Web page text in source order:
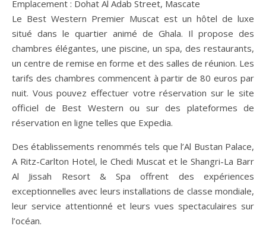
Emplacement : Dohat Al Adab Street, Mascate
Le Best Western Premier Muscat est un hôtel de luxe
situé dans le quartier animé de Ghala. Il propose des
chambres élégantes, une piscine, un spa, des restaurants,
un centre de remise en forme et des salles de réunion. Les
tarifs des chambres commencent à partir de 80 euros par
nuit. Vous pouvez effectuer votre réservation sur le site
officiel de Best Western ou sur des plateformes de
réservation en ligne telles que Expedia.
Des établissements renommés tels que l’Al Bustan Palace,
A Ritz-Carlton Hotel, le Chedi Muscat et le Shangri-La Barr
Al Jissah Resort & Spa offrent des expériences
exceptionnelles avec leurs installations de classe mondiale,
leur service attentionné et leurs vues spectaculaires sur
l’océan.